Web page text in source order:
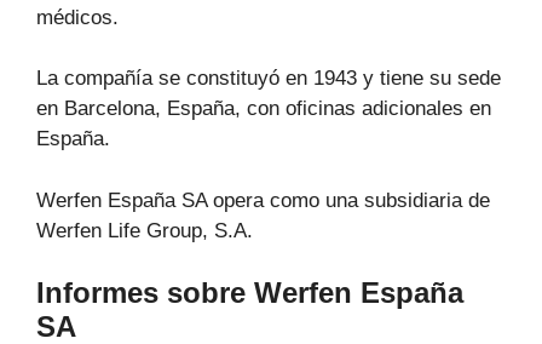
médicos.
La compañía se constituyó en 1943 y tiene su sede
en Barcelona, España, con oficinas adicionales en
España.
Werfen España SA opera como una subsidiaria de
Werfen Life Group, S.A.
Informes sobre Werfen España
SA